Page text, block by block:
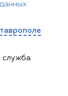
служба